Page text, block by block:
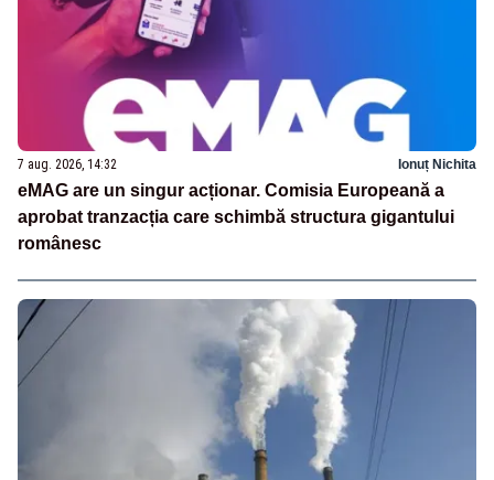
7 aug. 2026, 14:32 Ionuț Nichita
eMAG are un singur acționar. Comisia Europeană a
aprobat tranzacția care schimbă structura gigantului
românesc